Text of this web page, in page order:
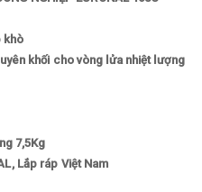
khò
khối cho vòng lửa nhiệt lượng
7,5Kg
Lắp ráp Việt Nam